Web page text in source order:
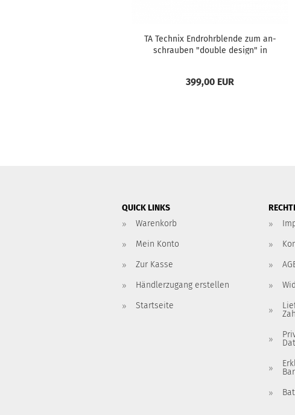
TA Tech­nix End­rohr­blen­de zum an­
schrau­ben "dou­ble de­sign" in
399,00 EUR
QUICK LINKS
Warenkorb
Mein Konto
Zur Kasse
Händlerzugang erstellen
Startseite